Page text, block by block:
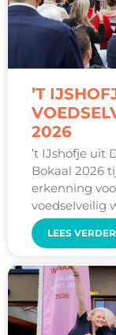
’T
2026
’t IJshofje uit
Bokaal 2026
erkenning
voedselveilig
LEES